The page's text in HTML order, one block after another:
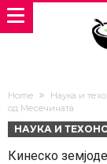
Home Наука и
од Месечината
НАУКА И
Кинеско